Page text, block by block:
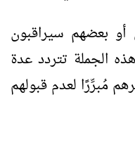
أو بعضهم سيراقبون
الجملة تتردد عدة
مُبرِّرًا لعدم قبولهم